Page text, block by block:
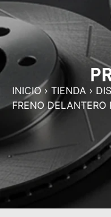
INICIO› TIENDA ›
FRENO DELANTERO